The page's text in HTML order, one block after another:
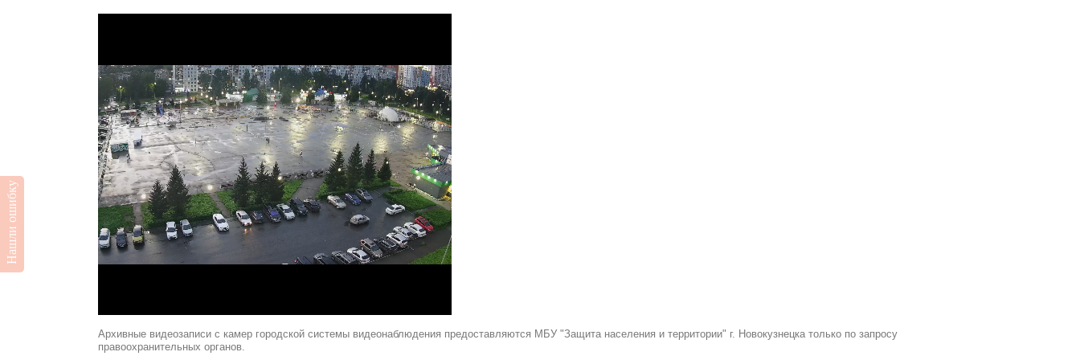
Нашли ошибку
Архивные видеозаписи с камер городской системы видеонаблюдения предоставляются МБУ "Защита населения и территории" г. Новокузнецка только по запросу
правоохранительных органов.